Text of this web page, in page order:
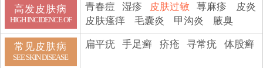
高发皮肤病
HIGH INCIDENCE OF
青春痘 湿疹 皮肤过敏 荨麻疹
皮炎
皮肤瘙痒
毛囊炎 甲沟炎 腋臭
常见皮肤病
SEE SKIN DISEASE
扁平疣 手足癣 疥疮 寻常疣 体股癣